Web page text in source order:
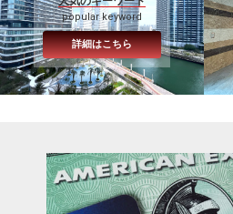
popular keyword
詳細はこちら